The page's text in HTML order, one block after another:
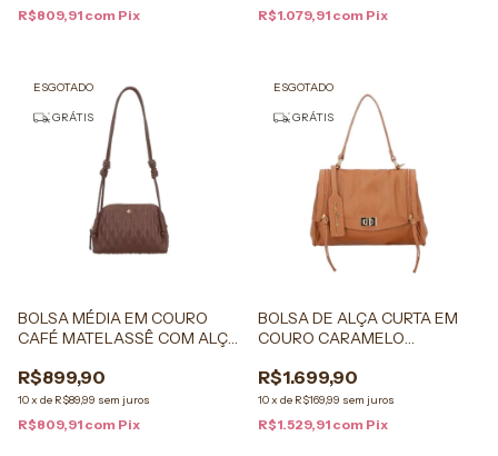
R$809,91 com Pix R$1.079,91 com Pix
ESGOTADO
GRÁTIS
BOLSA MÉDIA EM COURO
CAFÉ MATELASSÊ COM ALÇA
R$899,90
10x de R$89,99 sem juros
R$809,91 com Pix
ESGOTADO
GRÁTIS
BOLSA DE ALÇA CURTA EM
COURO CARAMELO
R$1.699,90
10x de R$169,99 sem juros
R$1.529,91 com Pix